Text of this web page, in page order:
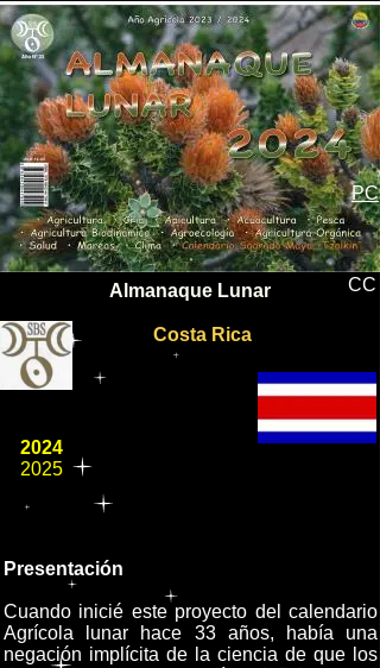
Almanaque Lunar
Costa Rica
2024
2025
Presentación
Cuando inicié este proyecto del calendario
Agrícola lunar hace 33 años, había una
negación implícita de la ciencia de que los
PC
CC